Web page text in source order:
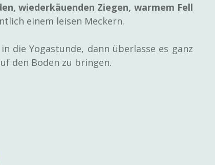
wiederkäuenden Ziegen, warmem Fell
einem leisen Meckern.
die Yogastunde, dann überlasse es ganz
den Boden zu bringen.